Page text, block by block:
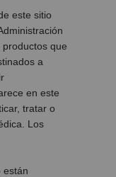
este sitio
que
a
en este
tratar o
Los
están